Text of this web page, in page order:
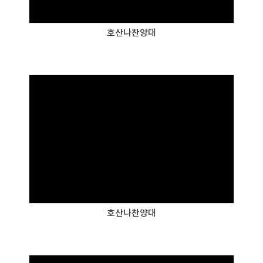
호산나찬양대
호산나찬양대